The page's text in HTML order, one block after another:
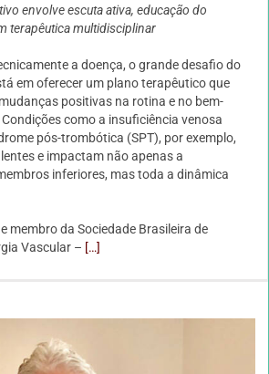
envolve escuta ativa, educação do
terapêutica multidisciplinar
a doença, o grande desafio do
em oferecer um plano terapêutico que
positivas na rotina e no bem-
como a insuficiência venosa
pós-trombótica (SPT), por exemplo,
e impactam não apenas a
inferiores, mas toda a dinâmica
membro da Sociedade Brasileira de
Vascular – […]